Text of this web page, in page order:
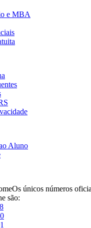
e MBA
Aluno
Os únicos números
são: